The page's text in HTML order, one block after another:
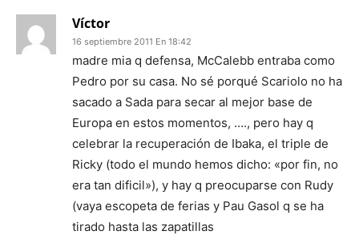
Víctor
16 septiembre 2011 En 18:42
madre mia q defensa, McCalebb entraba como
Pedro por su casa. No sé porqué Scariolo no ha
sacado a Sada para secar al mejor base de
Europa en estos momentos, …., pero hay q
celebrar la recuperación de Ibaka, el triple de
Ricky (todo el mundo hemos dicho: «por fin, no
era tan dificil»), y hay q preocuparse con Rudy
(vaya escopeta de ferias y Pau Gasol q se ha
tirado hasta las zapatillas